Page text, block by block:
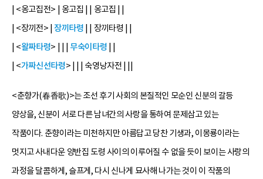
| <옹고집전> | 옹고집 | | 옹고집 | |
| <장끼전> |장끼타령 | | 장끼타령 | |
| <왈짜타령> | | | 무숙이타령
| <가짜신선타령> | | | 숙영낭자전 | ||
<춘향가(春香歌)>는 조선 후기 사회의 본질적인 모순인 신분의 갈등
양상을, 신분이 서로 다른 남녀간의 사랑을 통하여 문제삼고 있는
작품이다. 춘향이라는 미천하지만 아름답고 당찬 기생과, 이몽룡이라는
멋지고 사내다운 양반집 도령 사이의 이루어질 수 없을 듯이 보이는 사랑의
과정을 달콤하게, 슬프게, 다시 신나게 묘사해 나가는 것이 이 작품의